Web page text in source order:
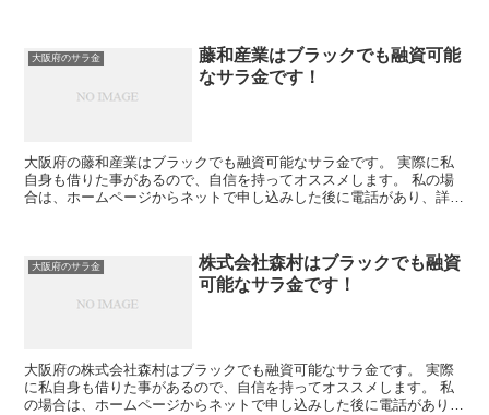
大阪府のサラ金
藤和産業はブラックでも融資可能
なサラ金です！
大阪府の藤和産業はブラックでも融資可能なサラ金です。 実際に私
自身も借りた事があるので、自信を持ってオススメします。 私の場
合は、ホームページからネットで申し込みした後に電話があり、詳細
大阪府のサラ金
株式会社森村はブラックでも融資
可能なサラ金です！
大阪府の株式会社森村はブラックでも融資可能なサラ金です。 実際
に私自身も借りた事があるので、自信を持ってオススメします。 私
の場合は、ホームページからネットで申し込みした後に電話があり、